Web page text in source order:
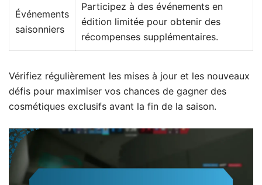
Événements
saisonniers
Participez à des événements en
édition limitée pour obtenir des
récompenses supplémentaires.
Vérifiez régulièrement les mises à jour et les nouveaux
défis pour maximiser vos chances de gagner des
cosmétiques exclusifs avant la fin de la saison.